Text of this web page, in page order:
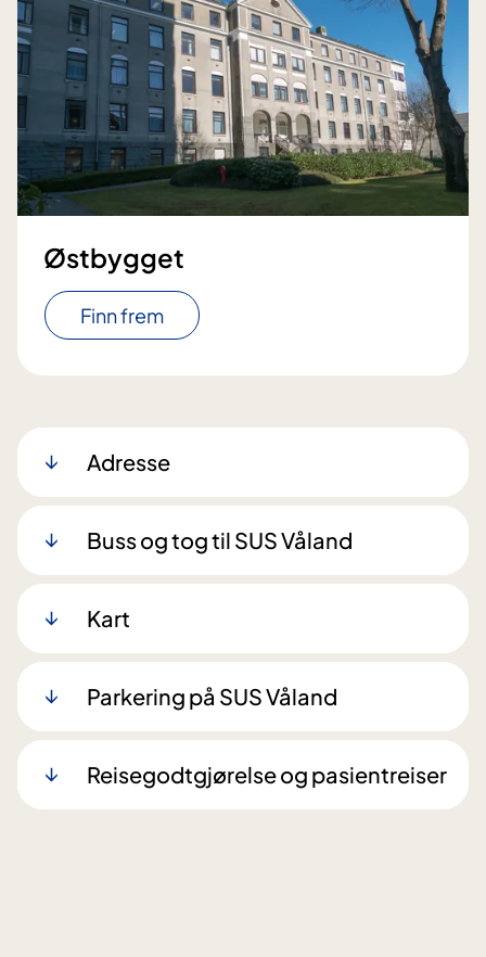
Østbygget
Finn frem
Adresse
Buss og tog til SUS Våland
Kart
Parkering på SUS Våland
Reisegodtgjørelse og pasientreiser